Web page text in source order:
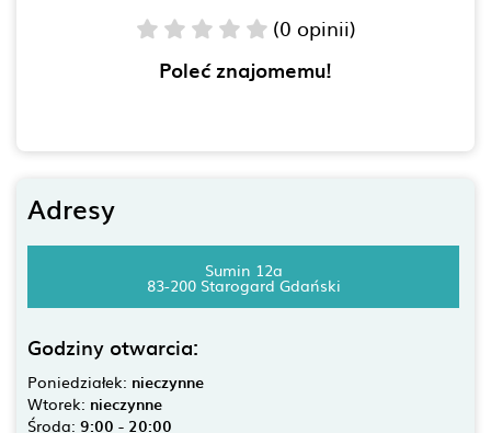
(0 opinii)
Poleć znajomemu!
Adresy
Sumin 12a
83-200 Starogard Gdański
Godziny otwarcia:
Poniedziałek: nieczynne
Wtorek: nieczynne
Środa: 9:00 - 20:00